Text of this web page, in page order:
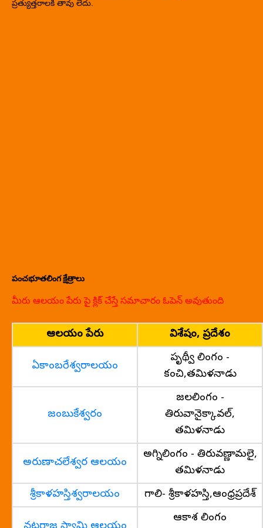
ప్రత్యుత్తరాలకి తావు లేదు.
పంచభూతలింగ క్షేత్రాలు
మీరు ఆలయం పేరు పై క్లిక్ చేస్తే సమాచారం ఓపెన్ అవుతుంది
ఆలయం పేరు విశేషం, ప్రదేశం
ఏకాంబరేశ్వరాలయం
పృథ్వీ లింగం -
కంచి,తమిళనాడు
జంబుకేశ్వరం
జలలింగం -
తిరువానైక్కావల్,
తమిళనాడు
అరుణాచలేశ్వర ఆలయం
అగ్నిలింగం - తిరువణ్ణామలై,
తమిళనాడు
శ్రీకాళహస్తిశ్వరాలయం
గాలి- శ్రీకాళహస్తి,ఆంధ్రప్రదేశ్
ఆకాశ లింగం